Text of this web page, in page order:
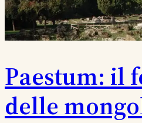
Paestum: il
delle